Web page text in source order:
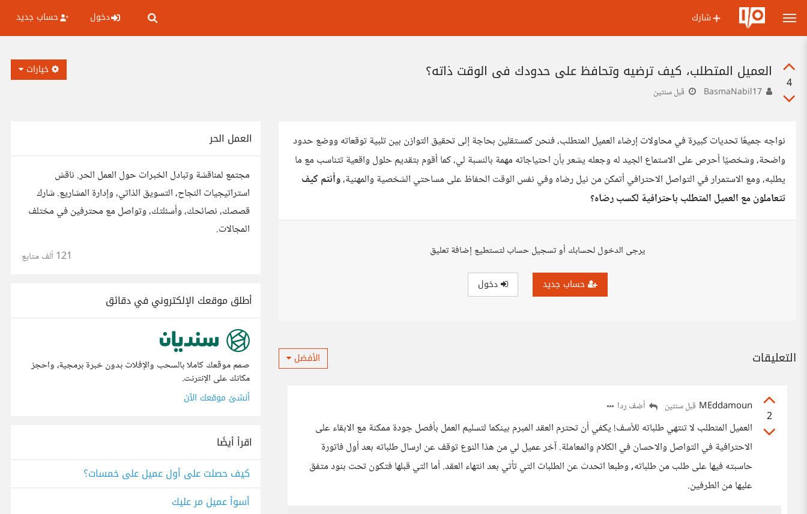
شارك دخول حساب جديد
4
العميل المتطلب، كيف ترضيه وتحافظ على حدودك في الوقت ذاته؟
قبل سنتين
خيارات
نواجه جميعًا تحديات كبيرة في محاولات إرضاء العميل المتطلب، فنحن كمستقلين بحاجة إلى تحقيق التوازن بين تلبية توقعاته ووضع حدود
واضحة، وشخصيًا أحرص على الاستماع الجيد له وجعله يشعر بأن احتياجاته مهمة بالنسبة لي، كما أقوم بتقديم حلول واقعية تتناسب مع ما
يطلبه، ومع الاستمرار في التواصل الاحترافي أتمكن من نيل رضاه وفي نفس الوقت الحفاظ على مساحتي الشخصية والمهنية،وأنتم كيف
تتعاملون مع العميل المتطلب باحترافية لكسب رضاه؟
يرجى الدخول لحسابك أو تسجيل حساب لتستطيع إضافة تعليق
حساب جديد دخول
التعليقات الأفضل
2
MEddamoun قبل سنتين أضف ردا
العميل المتطلب لا تنتهي طلباته للأسف! يكفي أن تحترم العقد المبرم بينكما لتسليم العمل بأفصل جودة ممكنة مع الابقاء على
الاحترافية في التواصل والاحسان في الكلام والمعاملة. آخر عميل لي من هذا النوع توقف عن ارسال طلباته بعد أول فاتورة
حاسبته فيها على طلب من طلباته, وطبعا اتحدث عن الطلبات التي تأتي بعد انتهاء العقد. أما التي قبلها فتكون تحت بنود متفق
عليها من الطرفين.
العمل الحر
مجتمع لمناقشة وتبادل الخبرات حول العمل الحر. ناقش
استراتيجيات النجاح، التسويق الذاتي، وإدارة المشاريع. شارك
قصصك، نصائحك، وأسئلتك، وتواصل مع محترفين في مختلف
المجالات.
121 ألف متابع
أطلق موقعك الإلكتروني في دقائق
صمم موقعك كاملا بالسحب والإفلات بدون خبرة برمجية، واحجز
مكانك على الإنترنت.
أنشئ موقعك الآن
اقرأ أيضًا
كيف حصلت على أول عميل على خمسات؟
أسوأ عميل مر عليك